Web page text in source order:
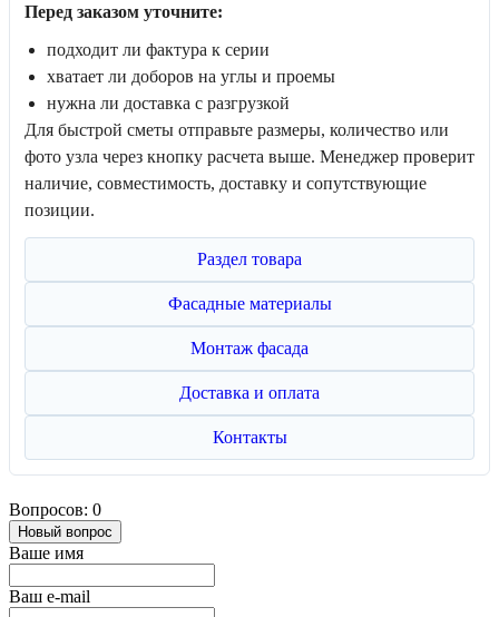
Перед заказом уточните:
подходит ли фактура к серии
хватает ли доборов на углы и проемы
нужна ли доставка с разгрузкой
Для быстрой сметы отправьте размеры, количество или
фото узла через кнопку расчета выше. Менеджер проверит
наличие, совместимость, доставку и сопутствующие
позиции.
Раздел товара
Фасадные материалы
Монтаж фасада
Доставка и оплата
Контакты
Вопросов: 0
Новый вопрос
Ваше имя
Ваш e-mail